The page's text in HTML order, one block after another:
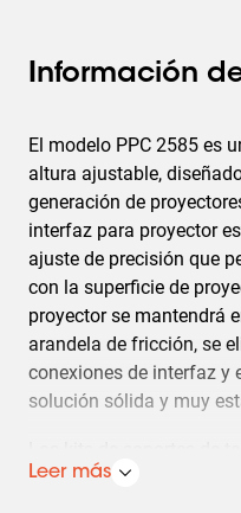
Información
El modelo PPC 2585 es
altura ajustable,
generación de
interfaz para proyector
ajuste de precisión que
con la superficie de
proyector se mantendrá
arandela de fricción, se
conexiones de interfaz y
solución sólida y muy
ajustable se pueden
Leer más